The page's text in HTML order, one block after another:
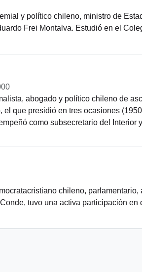
y político chileno, ministro de
Frei Montalva. Estudió en el
abogado y político chileno de
el que presidió en tres ocasiones
como subsecretario del Interior
chileno, parlamentario,
tuvo una activa participación en